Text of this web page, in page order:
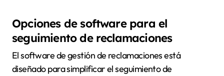
Opciones de software para el
seguimiento de reclamaciones
El software de gestión de reclamaciones está
diseñado para simplificar el seguimiento de